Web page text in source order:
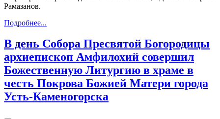
Рамазанов.
Подробнее...
В день Собора Пресвятой Богородицы
архиепископ Амфилохий совершил
Божественную Литургию в храме в
честь Покрова Божией Матери города
Усть-Каменогорска